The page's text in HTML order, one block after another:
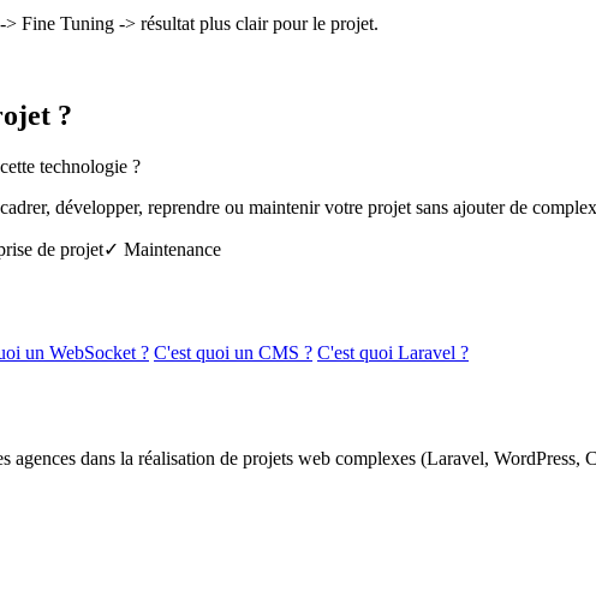
> Fine Tuning -> résultat plus clair pour le projet.
?
technologie ?
développer, reprendre ou maintenir votre projet sans ajouter de
de projet✓ Maintenance
un WebSocket ? C'est quoi un CMS ? C'est quoi Laravel ?
agences dans la réalisation de projets web complexes (Laravel, WordPress,